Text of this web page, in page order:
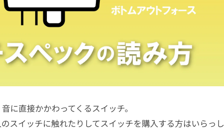
に直接かかわってくるスイッチ。
スイッチに触れたりしてスイッチを購入する方はいらっし